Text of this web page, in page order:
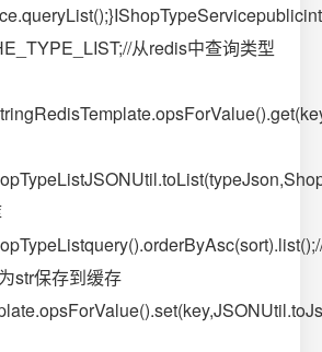
从redis中查询类型
str保存到缓存